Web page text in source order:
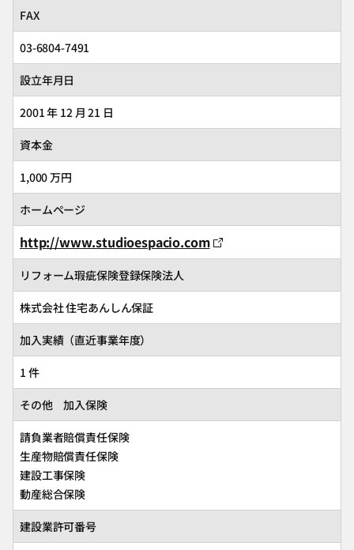
FAX
03-6804-7491
設立年月日
2001 年 12 月 21 日
資本金
1,000 万円
ホームページ
http://www.studioespacio.com
リフォーム瑕疵保険登録保険法人
株式会社 住宅あんしん保証
加入実績（直近事業年度）
1 件
その他 加入保険
請負業者賠償責任保険
生産物賠償責任保険
建設工事保険
動産総合保険
建設業許可番号